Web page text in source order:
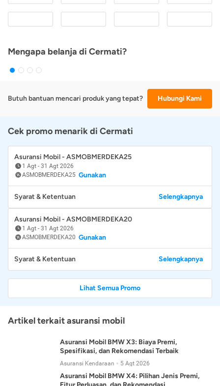
Mengapa belanja di Cermati?
Butuh bantuan mencari produk yang tepat? Hubungi Kami
Cek promo menarik di Cermati
Asuransi Mobil - ASMOBMERDEKA25
1 Agt - 31 Agt 2026
ASMOBMERDEKA25 Gunakan
Syarat & Ketentuan Selengkapnya
Asuransi Mobil - ASMOBMERDEKA20
1 Agt - 31 Agt 2026
ASMOBMERDEKA20 Gunakan
Syarat & Ketentuan Selengkapnya
Lihat Semua Promo
Artikel terkait asuransi mobil
Asuransi Mobil BMW X3: Biaya Premi,
Spesifikasi, dan Rekomendasi Terbaik
Asuransi Kendaraan 5 Agt 2026
Asuransi Mobil BMW X4: Pilihan Jenis Premi,